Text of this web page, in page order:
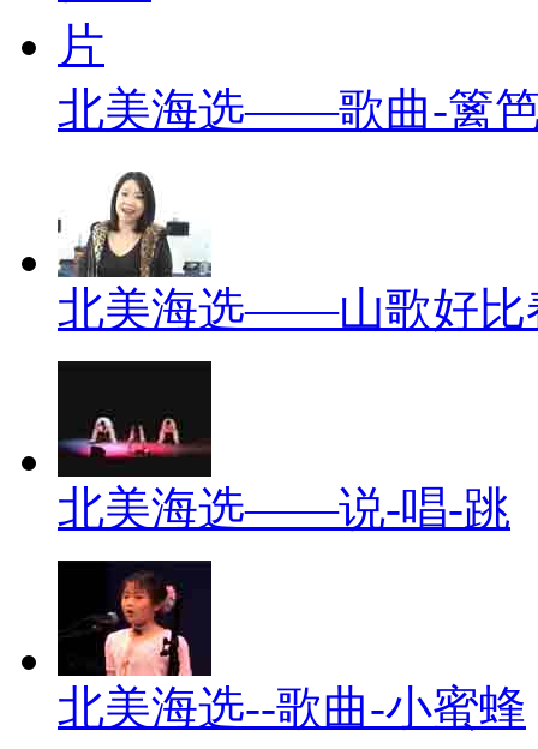
北美海选——歌曲-篱
北美海选——山歌好比
北美海选——说-唱-跳
北美海选--歌曲-小蜜蜂